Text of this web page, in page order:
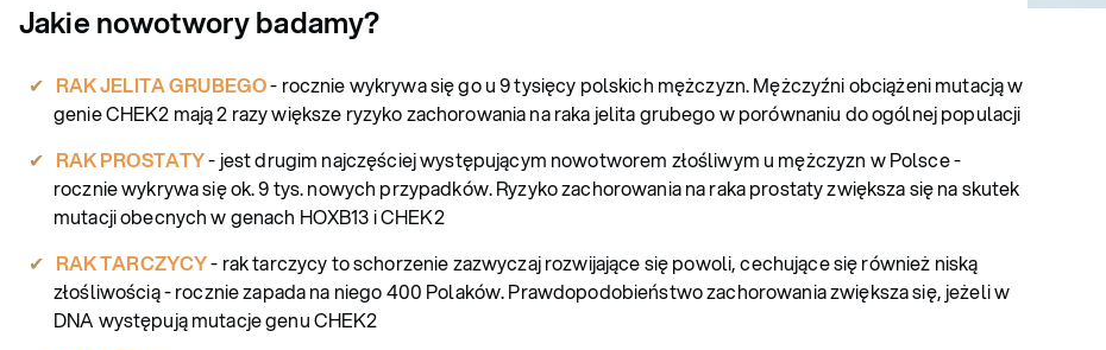
Jakie nowotwory badamy?
RAK JELITA GRUBEGO- rocznie wykrywa się go u 9 tysięcy polskich mężczyzn. Mężczyźni obciążeni mutacją w
genie CHEK2 mają 2 razy większe ryzyko zachorowania na raka jelita grubego w porównaniu do ogólnej populacji
RAK PROSTATY- jest drugim najczęściej występującym nowotworem złośliwym u mężczyzn w Polsce -
rocznie wykrywa się ok. 9 tys. nowych przypadków. Ryzyko zachorowania na raka prostaty zwiększa się na skutek
mutacji obecnych w genach HOXB13 i CHEK2
RAK TARCZYCY- rak tarczycy to schorzenie zazwyczaj rozwijające się powoli, cechujące się również niską
złośliwością - rocznie zapada na niego 400 Polaków. Prawdopodobieństwo zachorowania zwiększa się, jeżeli w
DNA występują mutacje genu CHEK2